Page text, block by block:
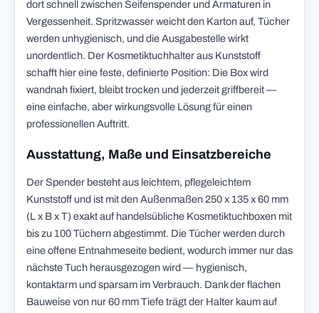
dort schnell zwischen Seifenspender und Armaturen in
Vergessenheit. Spritzwasser weicht den Karton auf, Tücher
werden unhygienisch, und die Ausgabestelle wirkt
unordentlich. Der Kosmetiktuchhalter aus Kunststoff
schafft hier eine feste, definierte Position: Die Box wird
wandnah fixiert, bleibt trocken und jederzeit griffbereit —
eine einfache, aber wirkungsvolle Lösung für einen
professionellen Auftritt.
Ausstattung, Maße und Einsatzbereiche
Der Spender besteht aus leichtem, pflegeleichtem
Kunststoff und ist mit den Außenmaßen 250 x 135 x 60 mm
(L x B x T) exakt auf handelsübliche Kosmetiktuchboxen mit
bis zu 100 Tüchern abgestimmt. Die Tücher werden durch
eine offene Entnahmeseite bedient, wodurch immer nur das
nächste Tuch herausgezogen wird — hygienisch,
kontaktarm und sparsam im Verbrauch. Dank der flachen
Bauweise von nur 60 mm Tiefe trägt der Halter kaum auf